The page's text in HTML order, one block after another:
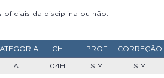
da disciplina ou não.
CH PROF CORREÇÃO
A 04H SIM SIM